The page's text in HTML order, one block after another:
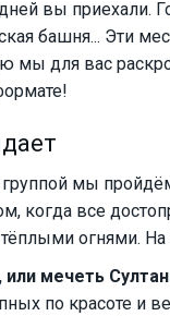
вы приехали.
башня... Эти
мы для вас
группой мы
когда все
огнями.
или мечеть
по красоте и